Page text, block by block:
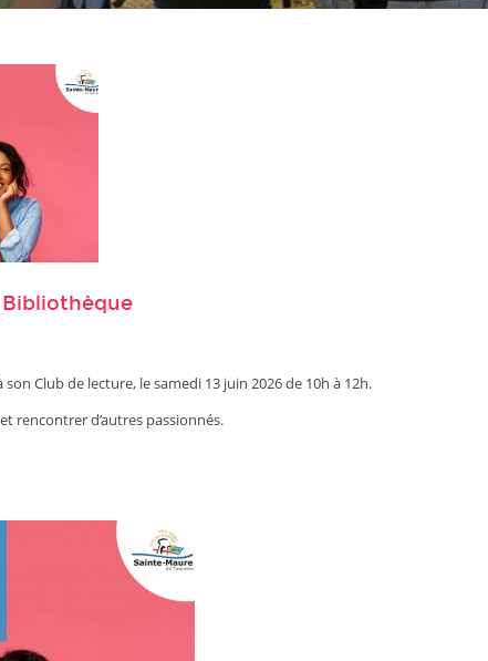
Club de lecture, le samedi 13 juin 2026 de 10h à 12h.
rencontrer d’autres passionnés.